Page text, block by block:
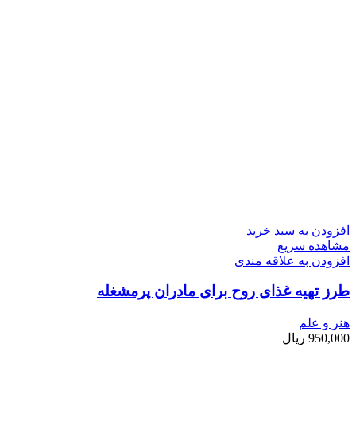
افزودن به سبد خرید
مشاهده سریع
افزودن به علاقه مندی
طرز تهیه غذای روح برای مادران پرمشغله
هنر و علم
950,000 ریال